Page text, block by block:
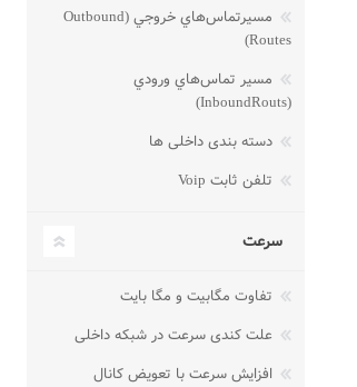
مسيرتماس‌هاي خروجي (Outbound
Routes)
مسير تماس‌هاي ورودي
(InboundRouts)
دسته بندی داخلی ها
تلفن ثابت Voip
سرعت
تفاوت مگابیت و مگا بایت
علت کندی سرعت در شبکه داخلی
افزایش سرعت با تعویض کانال